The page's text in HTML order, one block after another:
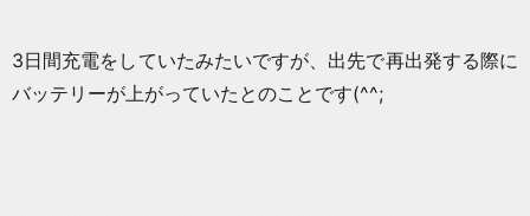
3日間充電をしていたみたいですが、出先で再出発する際に
バッテリーが上がっていたとのことです(^^;